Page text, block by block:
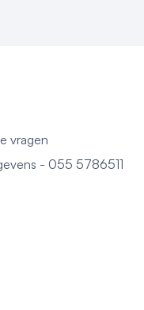
vragen
- 055 5786511